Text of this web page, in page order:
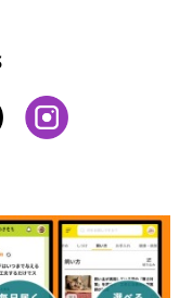
だよ！楽しい散歩に行
は人にとってもいい運